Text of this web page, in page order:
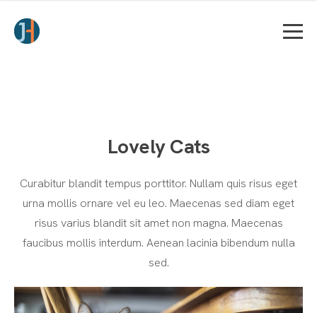
Lovely Cats
Curabitur blandit tempus porttitor. Nullam quis risus eget
urna mollis ornare vel eu leo. Maecenas sed diam eget
risus varius blandit sit amet non magna. Maecenas
faucibus mollis interdum. Aenean lacinia bibendum nulla
sed.